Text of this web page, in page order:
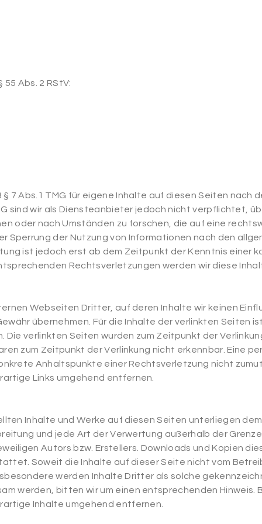
Abs. 2 RStV:
7 Abs.1 TMG für eigene Inhalte auf diesen Seiten nach
sind wir als Diensteanbieter jedoch nicht verpflichtet,
oder nach Umständen zu forschen, die auf eine
Sperrung der Nutzung von Informationen nach den
ist jedoch erst ab dem Zeitpunkt der Kenntnis einer
Rechtsverletzungen werden wir diese
Webseiten Dritter, auf deren Inhalte wir keinen
übernehmen. Für die Inhalte der verlinkten Seiten
verlinkten Seiten wurden zum Zeitpunkt der
zum Zeitpunkt der Verlinkung nicht erkennbar. Eine
Anhaltspunkte einer Rechtsverletzung nicht
Links umgehend entfernen.
Inhalte und Werke auf diesen Seiten unterliegen
und jede Art der Verwertung außerhalb der
Autors bzw. Erstellers. Downloads und Kopien
Soweit die Inhalte auf dieser Seite nicht vom
werden Inhalte Dritter als solche
werden, bitten wir um einen entsprechenden Hinweis.
Inhalte umgehend entfernen.